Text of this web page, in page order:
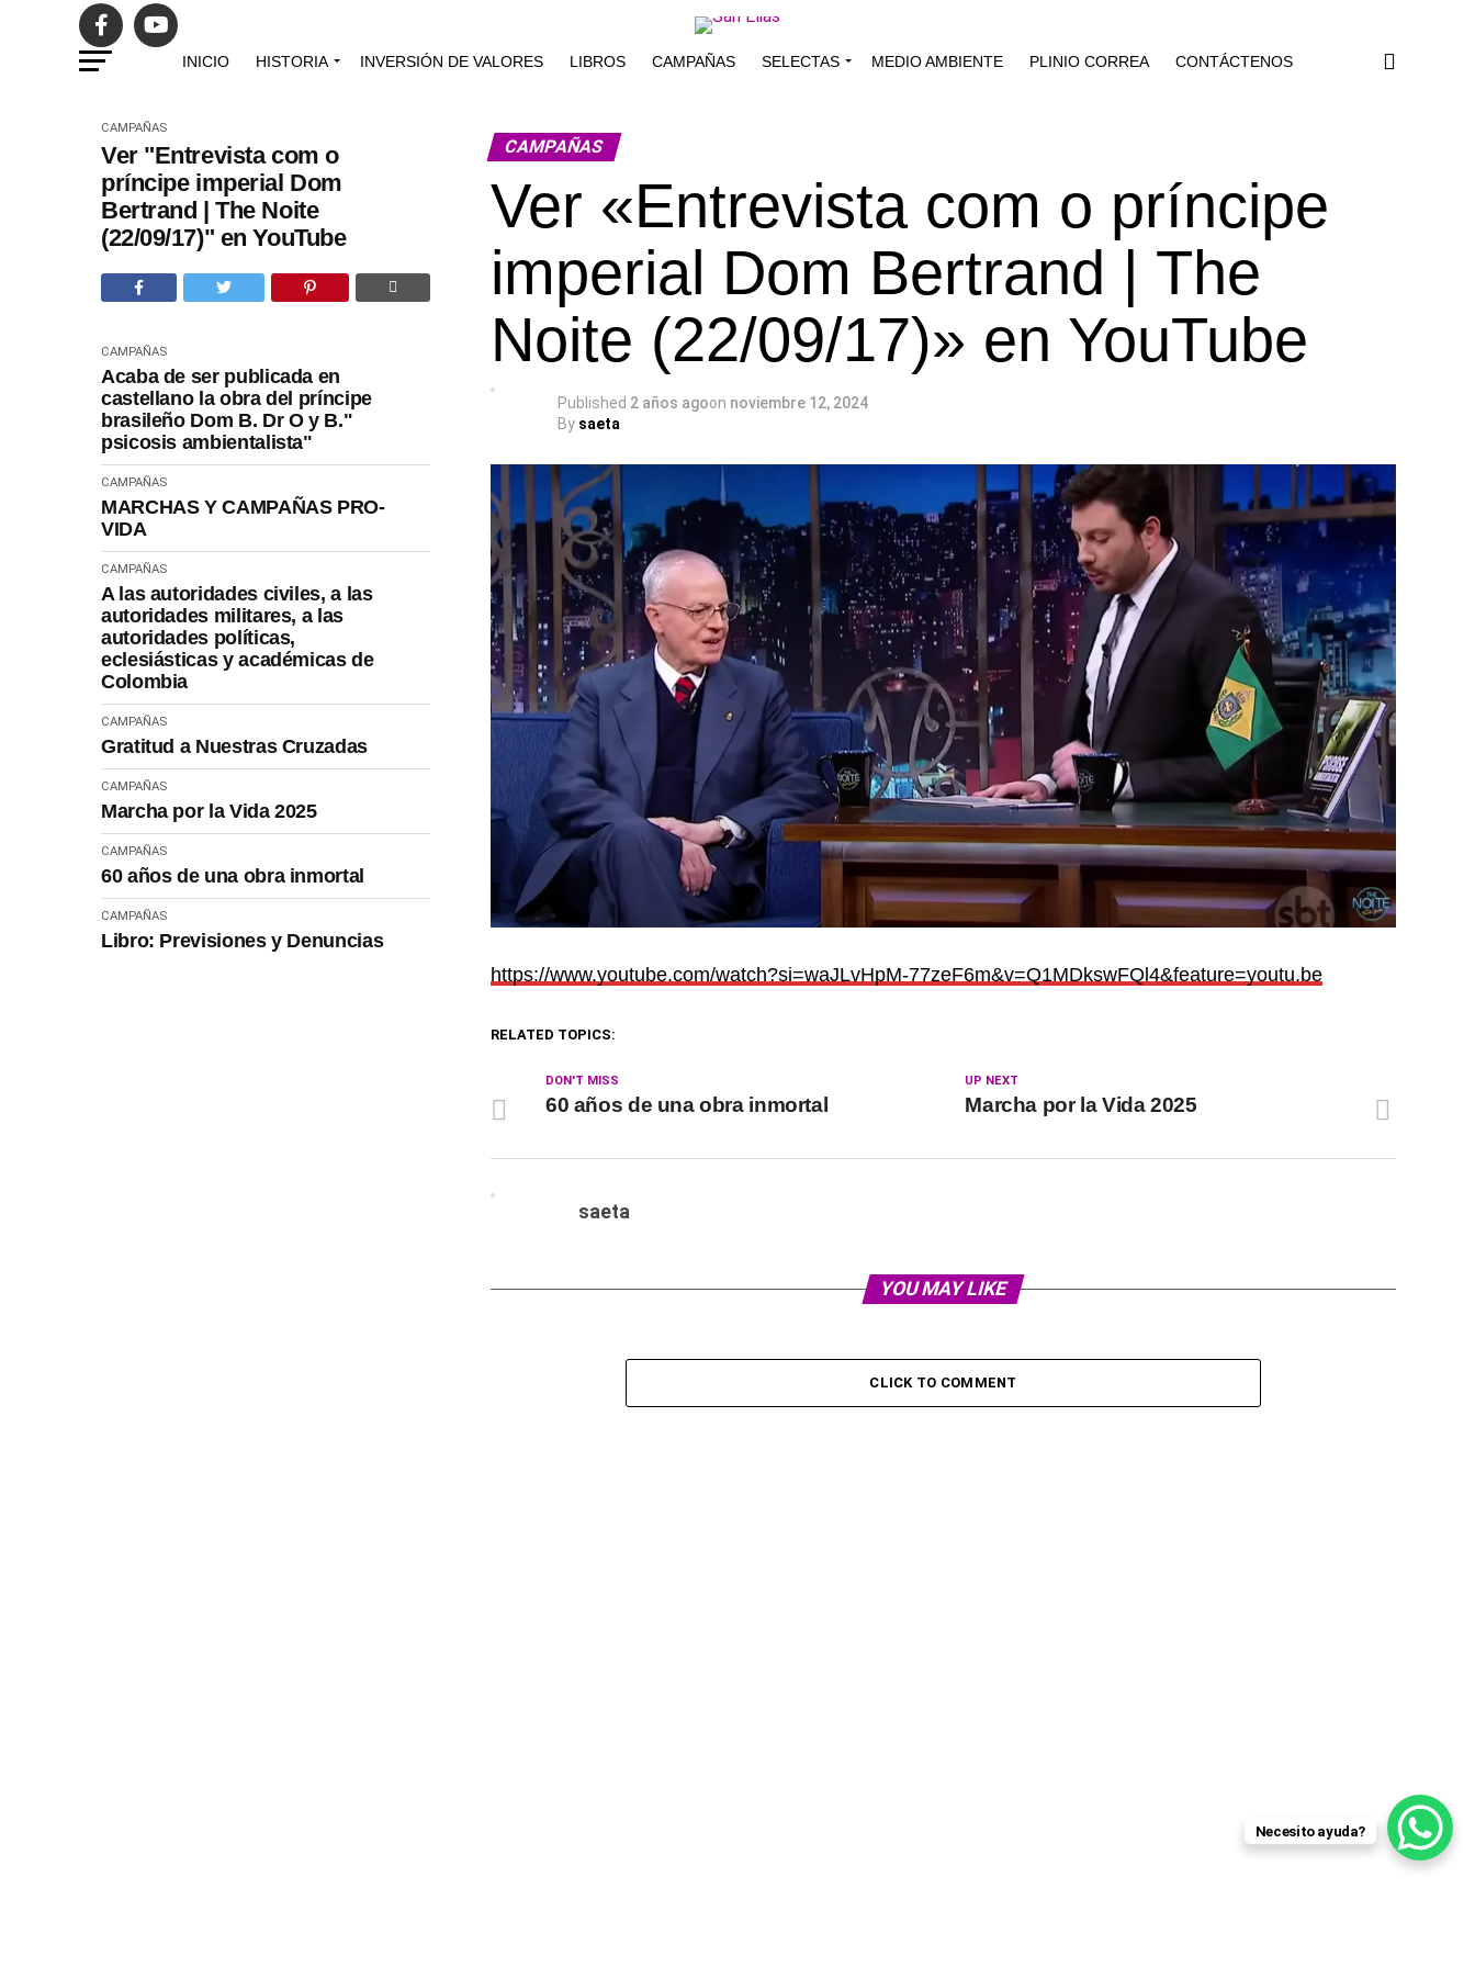
INICIO HISTORIA INVERSIÓN DE VALORES LIBROS CAMPAÑAS SELECTAS MEDIO AMBIENTE PLINIO CORREA CONTÁCTENOS
CAMPAÑAS
Ver "Entrevista com o
príncipe imperial Dom
Bertrand | The Noite
(22/09/17)" en YouTube
CAMPAÑAS
Acaba de ser publicada en
castellano la obra del príncipe
brasileño Dom B. Dr O y B."
psicosis ambientalista"
CAMPAÑAS
MARCHAS Y CAMPAÑAS PRO-
VIDA
CAMPAÑAS
A las autoridades civiles, a las
autoridades militares, a las
autoridades políticas,
eclesiásticas y académicas de
Colombia
CAMPAÑAS
Gratitud a Nuestras Cruzadas
CAMPAÑAS
Marcha por la Vida 2025
CAMPAÑAS
60 años de una obra inmortal
CAMPAÑAS
Libro: Previsiones y Denuncias
CAMPAÑAS
Ver «Entrevista com o príncipe
imperial Dom Bertrand | The
Noite (22/09/17)» en YouTube
Published 2 años agoon noviembre 12, 2024
By saeta
https://www.youtube.com/watch?si=waJLvHpM-77zeF6m&v=Q1MDkswFQl4&feature=youtu.be
RELATED TOPICS:
UP NEXT
Marcha por la Vida 2025
DON'T MISS
60 años de una obra inmortal
saeta
YOU MAY LIKE
CLICK TO COMMENT
Necesito ayuda?